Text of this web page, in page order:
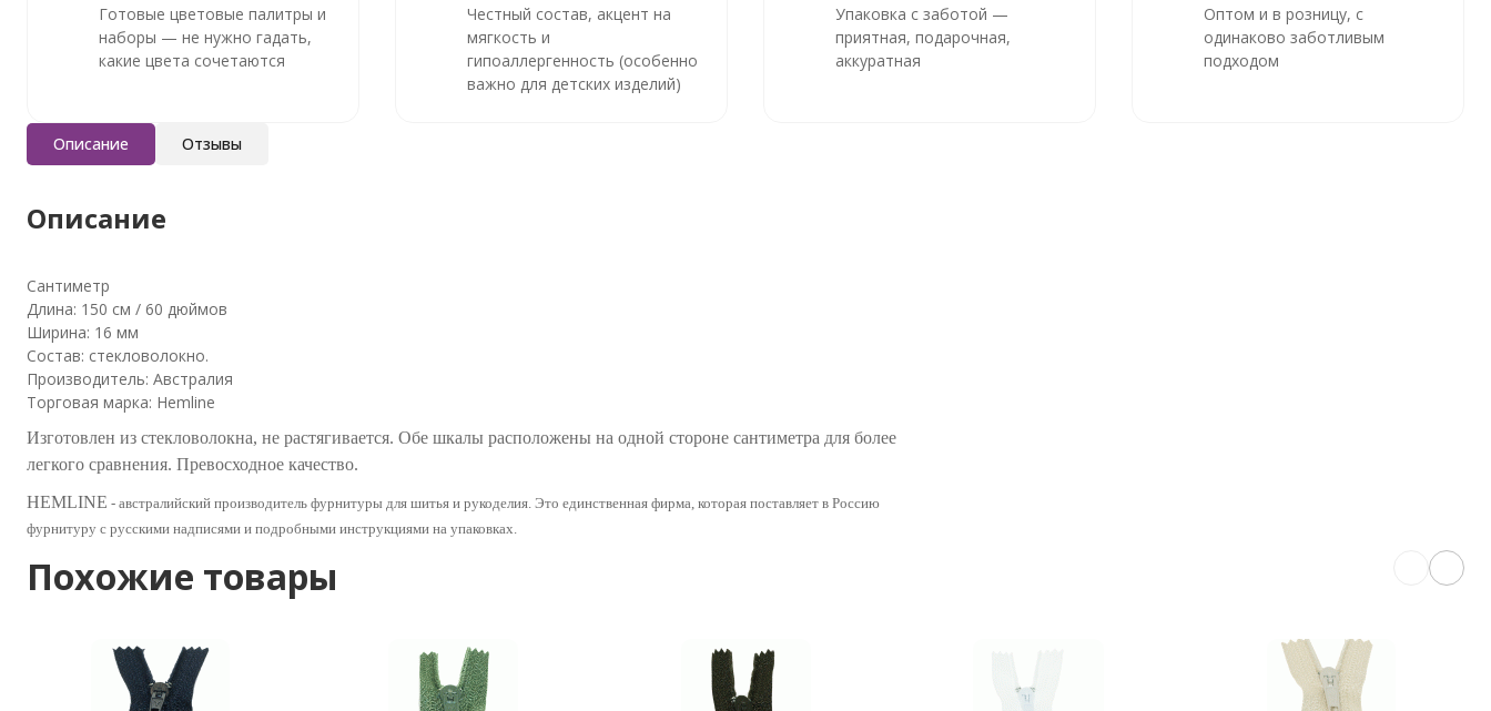
Готовые цветовые палитры и
наборы — не нужно гадать,
какие цвета сочетаются
Честный состав, акцент на
мягкость и
гипоаллергенность (особенно
важно для детских изделий)
Упаковка с заботой —
приятная, подарочная,
аккуратная
Оптом и в розницу, с
одинаково заботливым
подходом
Описание Отзывы
Описание
Сантиметр
Длина: 150 см / 60 дюймов
Ширина: 16 мм
Состав: стекловолокно.
Производитель: Австралия
Торговая марка: Hemline
Изготовлен из стекловолокна, не растягивается. Обе шкалы расположены на одной стороне сантиметра для более
легкого сравнения. Превосходное качество.
HEMLINE - австралийский производитель фурнитуры для шитья и рукоделия. Это единственная фирма, которая поставляет в Россию
фурнитуру с русскими надписями и подробными инструкциями на упаковках.
Похожие товары